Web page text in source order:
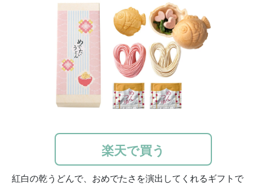
楽天で買う
紅白の乾うどんで、おめでたさを演出してくれるギフトで